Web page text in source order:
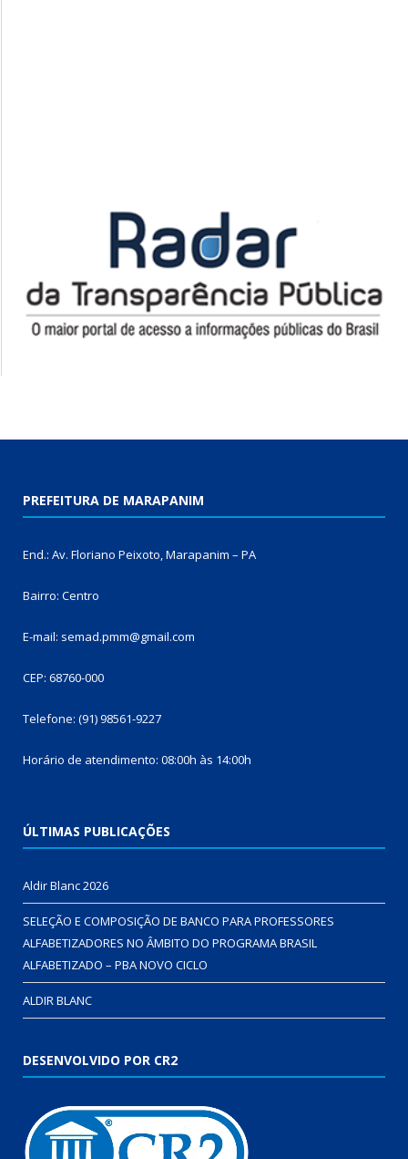
PREFEITURA DE MARAPANIM
End.: Av. Floriano Peixoto, Marapanim – PA
Bairro: Centro
E-mail: semad.pmm@gmail.com
CEP: 68760-000
Telefone: (91) 98561-9227
Horário de atendimento: 08:00h às 14:00h
ÚLTIMAS PUBLICAÇÕES
Aldir Blanc 2026
SELEÇÃO E COMPOSIÇÃO DE BANCO PARA PROFESSORES
ALFABETIZADORES NO ÂMBITO DO PROGRAMA BRASIL
ALFABETIZADO – PBA NOVO CICLO
ALDIR BLANC
DESENVOLVIDO POR CR2